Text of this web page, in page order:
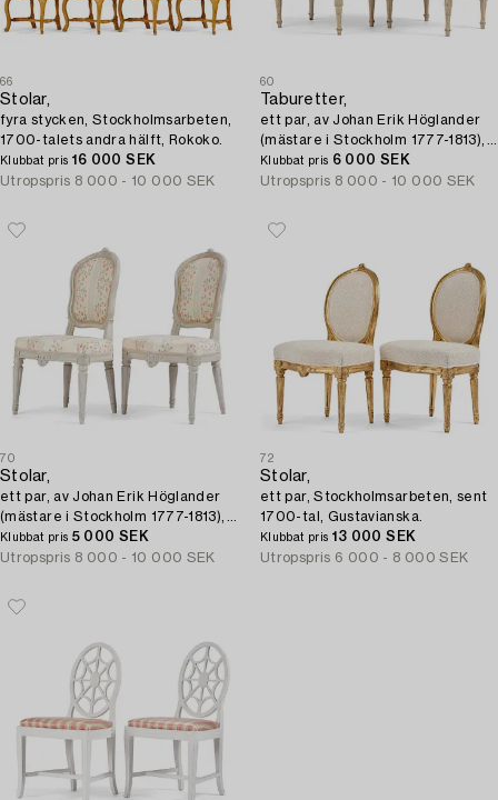
66
Stolar,
fyra stycken, Stockholmsarbeten,
1700-talets andra hälft, Rokoko.
Klubbat pris 16 000 SEK
Utropspris 8 000 - 10 000 SEK
60
Taburetter,
ett par, av Johan Erik Höglander
(mästare i Stockholm 1777-1813),
Sengustavianska.
Klubbat pris 6 000 SEK
Utropspris 8 000 - 10 000 SEK
70
Stolar,
ett par, av Johan Erik Höglander
(mästare i Stockholm 1777-1813),
Gustavianska.
Klubbat pris 5 000 SEK
Utropspris 8 000 - 10 000 SEK
72
Stolar,
ett par, Stockholmsarbeten, sent
1700-tal, Gustavianska.
Klubbat pris 13 000 SEK
Utropspris 6 000 - 8 000 SEK